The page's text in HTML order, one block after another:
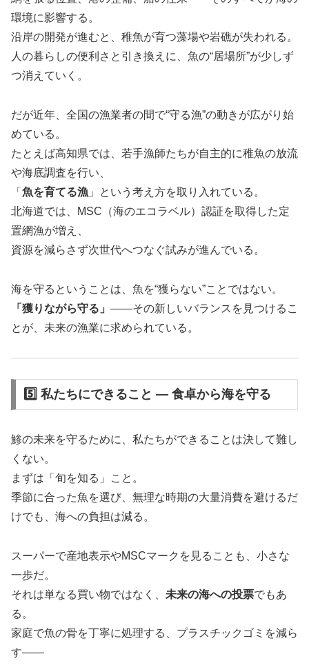
環境に影響する。
沿岸の開発が進むと、稚魚が育つ藻場や岩礁が失われる。
人の暮らしの便利さと引き換えに、魚の“居場所”が少しず
つ消えていく。
だが近年、全国の漁業者の間で“守る漁”の動きが広がり始
めている。
たとえば高知県では、若手漁師たちが自主的に稚魚の放流
や海底調査を行い、
「 魚を育てる漁 」という考え方を取り入れている。
北海道では、MSC（海のエコラベル）認証を取得した定
置網漁が増え、
資源を減らさず次世代へつなぐ試みが進んでいる。
海を守るということは、魚を“獲らない”ことではない。
「獲りながら守る」 ――その新しいバランスを見つけるこ
とが、未来の漁業に求められている。
5️⃣ 私たちにできること ― 食卓から海を守る
鯵の未来を守るために、私たちができることは決して難し
くない。
まずは「旬を知る」こと。
季節に合った魚を選び、無理な時期の大量消費を避けるだ
けでも、海への負担は減る。
スーパーで産地表示やMSCマークを見ることも、小さな
一歩だ。
それは単なる買い物ではなく、 未来の海への投票でもあ
る。
家庭で魚の骨を丁寧に処理する、プラスチックゴミを減ら
す――